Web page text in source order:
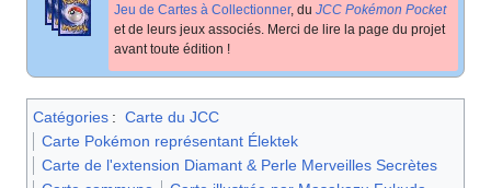
Jeu de Cartes à Collectionner, du JCC Pokémon Pocket
et de leurs jeux associés. Merci de lire la page du projet
avant toute édition !
Catégories : Carte du JCC
Carte Pokémon représentant Élektek
Carte de l'extension Diamant & Perle Merveilles Secrètes